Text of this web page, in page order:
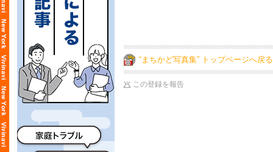
“まちかど写真集” トップページへ戻る
この登録を報告